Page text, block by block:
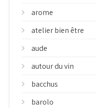
arome
atelier bien être
aude
autour du vin
bacchus
barolo